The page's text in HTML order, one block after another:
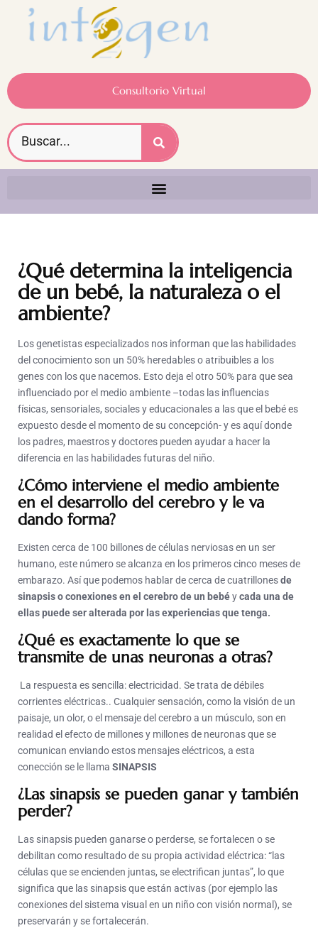
Consultorio Virtual
¿Qué determina la inteligencia
de un bebé, la naturaleza o el
ambiente?
Los genetistas especializados nos informan que las habilidades
del conocimiento son un 50% heredables o atribuibles a los
genes con los que nacemos. Esto deja el otro 50% para que sea
influenciado por el medio ambiente –todas las influencias
físicas, sensoriales, sociales y educacionales a las que el bebé es
expuesto desde el momento de su concepción- y es aquí donde
los padres, maestros y doctores pueden ayudar a hacer la
diferencia en las habilidades futuras del niño.
¿Cómo interviene el medio ambiente
en el desarrollo del cerebro y le va
dando forma?
Existen cerca de 100 billones de células nerviosas en un ser
humano, este número se alcanza en los primeros cinco meses de
embarazo. Así que podemos hablar de cerca de cuatrillonesde
sinapsis o conexionesen el cerebro de un bebéycada una de
ellas puede ser alterada por las experiencias que tenga.
¿Qué es exactamente lo que se
transmite de unas neuronas a otras?
La respuesta es sencilla: electricidad. Se trata de débiles
corrientes eléctricas.. Cualquier sensación, como la visión de un
paisaje, un olor, o el mensaje del cerebro a un músculo, son en
realidad el efecto de millones y millones de neuronas que se
comunican enviando estos mensajes eléctricos, a esta
conección se le llama SINAPSIS
¿Las sinapsis se pueden ganar y también
perder?
Las sinapsis pueden ganarse o perderse, se fortalecen o se
debilitan como resultado de su propia actividad eléctrica: “las
células que se encienden juntas, se electrifican juntas”, lo que
significa que las sinapsis que están activas (por ejemplo las
conexiones del sistema visual en un niño con visión normal), se
preservarán y se fortalecerán.